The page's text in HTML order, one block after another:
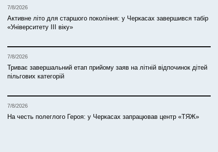
7/8/2026
Активне літо для старшого покоління: у Черкасах завершився табір
«Університету ІІІ віку»
7/8/2026
Триває завершальний етап прийому заяв на літній відпочинок дітей
пільгових категорій
7/8/2026
На честь полеглого Героя: у Черкасах запрацював центр «ТЯЖ»